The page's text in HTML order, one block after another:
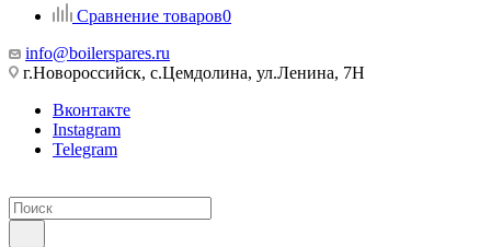
Сравнение товаров0
info@boilerspares.ru
г.Новороссийск, с.Цемдолина, ул.Ленина, 7Н
Вконтакте
Instagram
Telegram